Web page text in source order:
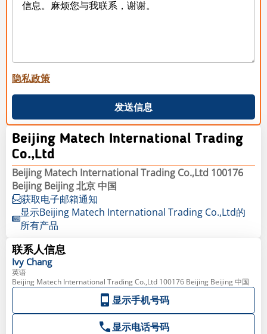
隐私政策
发送信息
Beijing Matech International Trading
Co.,Ltd
Beijing Matech International Trading Co.,Ltd 100176
Beijing Beijing 北京 中国
获取电子邮箱通知
显示Beijing Matech International Trading Co.,Ltd的
所有产品
联系人信息
Ivy Chang
英语
Beijing Matech International Trading Co.,Ltd 100176 Beijing Beijing 中国
显示手机号码
显示电话号码